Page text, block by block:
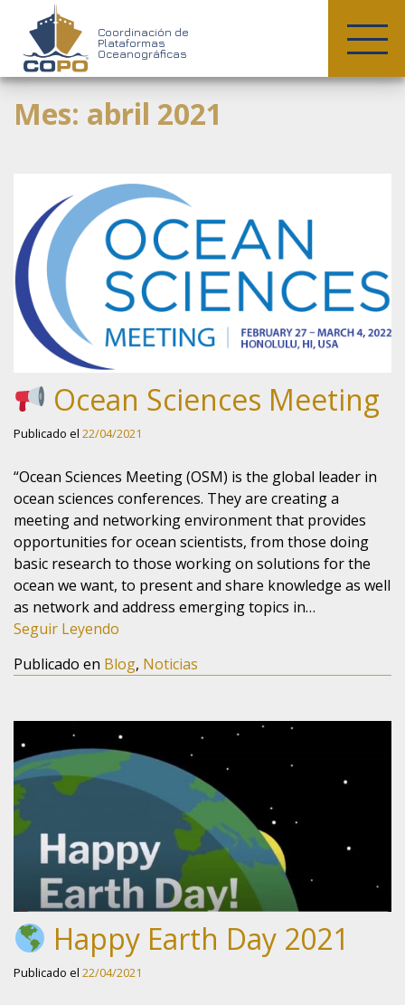
Skip
content
Coordinación de
Plataformas
Oceanográficas
Mes: abril 2021
Ocean Sciences Meeting
Publicado el 22/04/2021
“Ocean Sciences Meeting (OSM) is the global leader in
ocean sciences conferences. They are creating a
meeting and networking environment that provides
opportunities for ocean scientists, from those doing
basic research to those working on solutions for the
ocean we want, to present and share knowledge as well
as network and address emerging topics in…
Seguir Leyendo
Publicado en Blog, Noticias
Happy Earth Day 2021
Publicado el 22/04/2021